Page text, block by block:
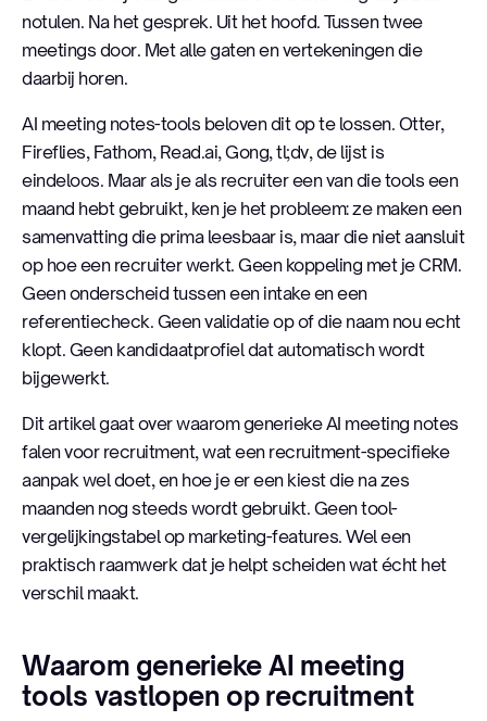
notulen. Na het gesprek. Uit het hoofd. Tussen twee
meetings door. Met alle gaten en vertekeningen die
daarbij horen.
AI meeting notes-tools beloven dit op te lossen. Otter,
Fireflies, Fathom, Read.ai, Gong, tl;dv, de lijst is
eindeloos. Maar als je als recruiter een van die tools een
maand hebt gebruikt, ken je het probleem: ze maken een
samenvatting die prima leesbaar is, maar die niet aansluit
op hoe een recruiter werkt. Geen koppeling met je CRM.
Geen onderscheid tussen een intake en een
referentiecheck. Geen validatie op of die naam nou echt
klopt. Geen kandidaatprofiel dat automatisch wordt
bijgewerkt.
Dit artikel gaat over waarom generieke AI meeting notes
falen voor recruitment, wat een recruitment-specifieke
aanpak wel doet, en hoe je er een kiest die na zes
maanden nog steeds wordt gebruikt. Geen tool-
vergelijkingstabel op marketing-features. Wel een
praktisch raamwerk dat je helpt scheiden wat écht het
verschil maakt.
Waarom generieke AI meeting
tools vastlopen op recruitment